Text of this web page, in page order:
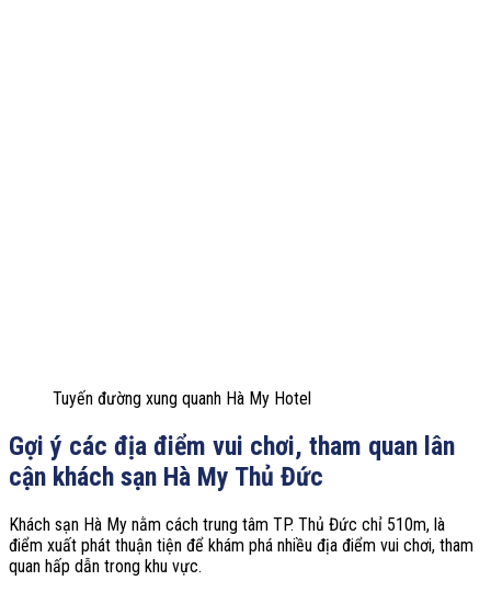
Tuyến đường xung quanh Hà My Hotel
Gợi ý các địa điểm vui chơi, tham quan lân
cận khách sạn Hà My Thủ Đức
Khách sạn Hà My nằm cách trung tâm TP. Thủ Đức chỉ 510m, là
điểm xuất phát thuận tiện để khám phá nhiều địa điểm vui chơi, tham
quan hấp dẫn trong khu vực.